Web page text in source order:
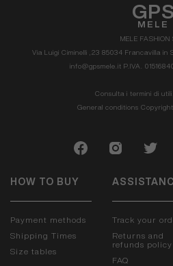
GPS
MELE
MELE FASHION
Via Luigi Ciminelli ,23 85034 Francavilla
info@gpsmele.it P.IVA.
Consulta i termini di
General conditions
HOW TO BUY
Payment methods
Shipping Times
Size tables
Track your
Returns and
refunds policy
FAQ